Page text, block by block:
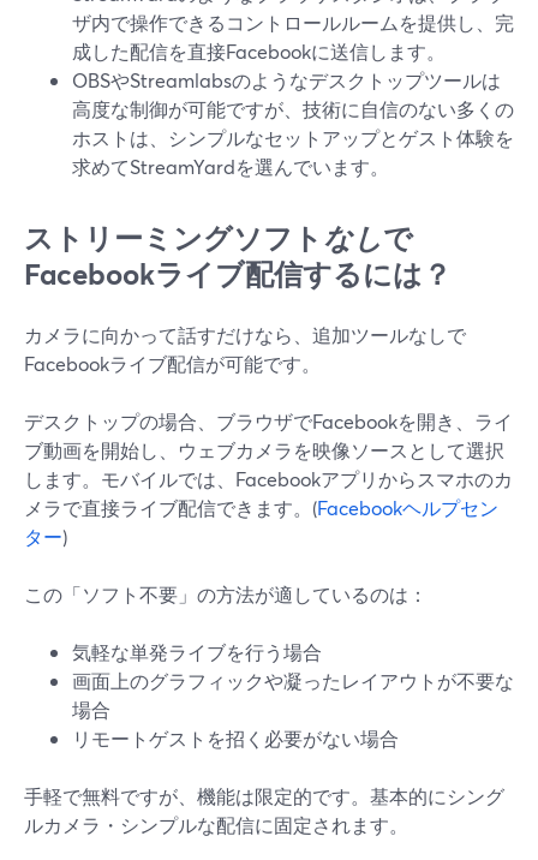
ザ内で操作できるコントロールルームを提供し、完
成した配信を直接Facebookに送信します。
OBSやStreamlabsのようなデスクトップツールは
高度な制御が可能ですが、技術に自信のない多くの
ホストは、シンプルなセットアップとゲスト体験を
求めてStreamYardを選んでいます。
ストリーミングソフトなしで
Facebookライブ配信するには？
カメラに向かって話すだけなら、追加ツールなしで
Facebookライブ配信が可能です。
デスクトップの場合、ブラウザでFacebookを開き、ライ
ブ動画を開始し、ウェブカメラを映像ソースとして選択
します。モバイルでは、Facebookアプリからスマホのカ
メラで直接ライブ配信できます。(Facebookヘルプセン
ター)
この「ソフト不要」の方法が適しているのは：
気軽な単発ライブを行う場合
画面上のグラフィックや凝ったレイアウトが不要な
場合
リモートゲストを招く必要がない場合
手軽で無料ですが、機能は限定的です。基本的にシング
ルカメラ・シンプルな配信に固定されます。